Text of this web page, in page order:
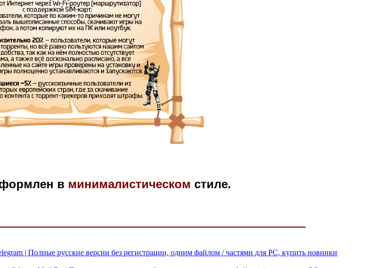
в минималистическом стиле.
| Полные русские версии без регистрации, одним файлом / частями для PC, купить новинки